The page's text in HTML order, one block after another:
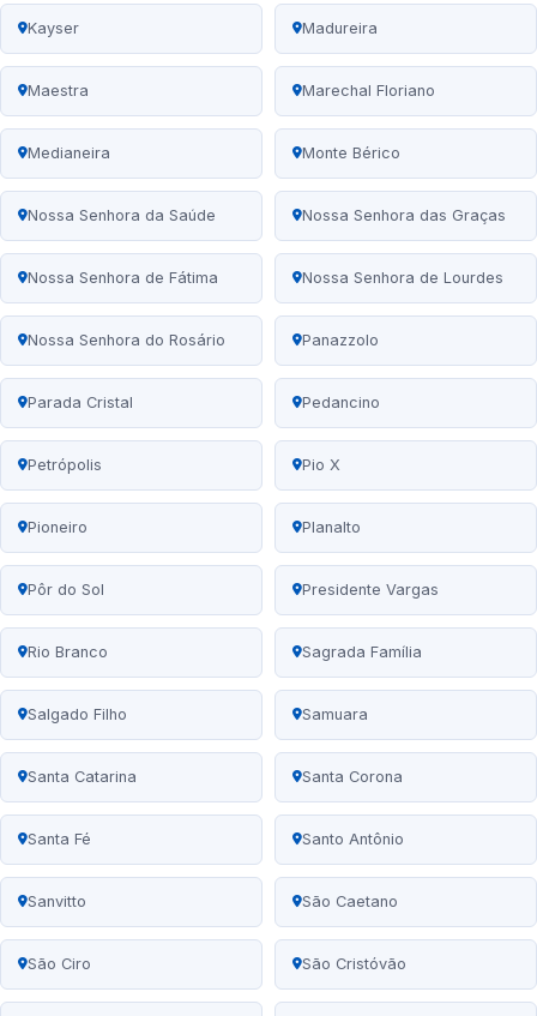
Kayser Madureira
Maestra Marechal Floriano
Medianeira Monte Bérico
Nossa Senhora da Saúde Nossa Senhora das Graças
Nossa Senhora de Fátima Nossa Senhora de Lourdes
Nossa Senhora do Rosário Panazzolo
Parada Cristal Pedancino
Petrópolis Pio X
Pioneiro Planalto
Pôr do Sol Presidente Vargas
Rio Branco Sagrada Família
Salgado Filho Samuara
Santa Catarina Santa Corona
Santa Fé Santo Antônio
Sanvitto São Caetano
São Ciro São Cristóvão